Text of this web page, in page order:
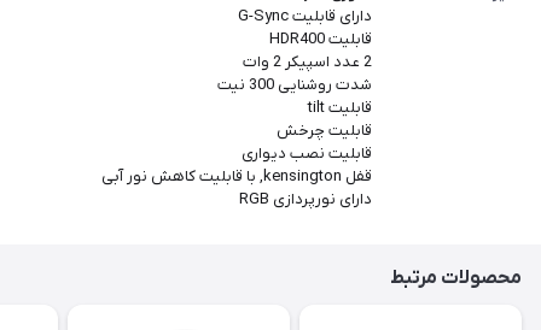
دارای قابلیت G-Sync
قابلیت HDR400
2 عدد اسپیکر 2 وات
شدت روشنایی 300 نیت
قابلیت tilt
قابلیت چرخش
قابلیت نصب دیواری
قفل kensington, با قابلیت کاهش نور آبی
دارای نورپردازی RGB
محصولات مرتبط